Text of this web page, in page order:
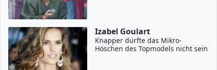
Izabel Goulart
Knapper dürfte das Mikro-
Höschen des Topmodels nicht sein